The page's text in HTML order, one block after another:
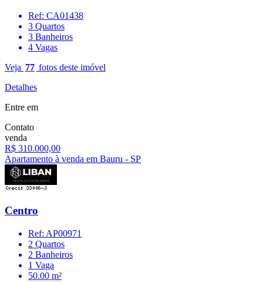
Ref: CA01438
3 Quartos
3 Banheiros
4 Vagas
Veja 77 fotos deste imóvel
Detalhes
Entre em
Contato
venda
R$ 310.000,00
Apartamento à venda em Bauru - SP
Centro
Ref: AP00971
2 Quartos
2 Banheiros
1 Vaga
50.00 m²